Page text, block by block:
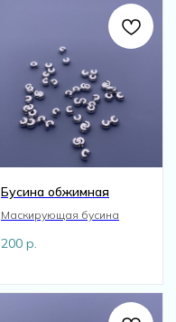
Бусина обжимная
Маскирующая бусина
200 р.